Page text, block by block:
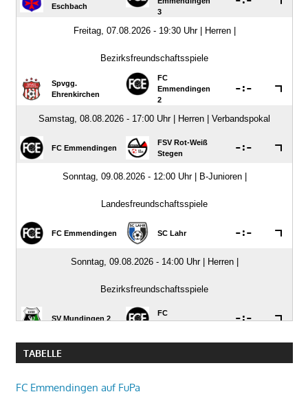
TABELLE
FC Emmendingen auf FuPa